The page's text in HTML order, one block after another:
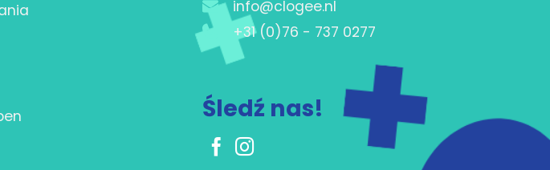
info@clogee.nl
+31 (0)76 - 737 0277
Śledź nas!